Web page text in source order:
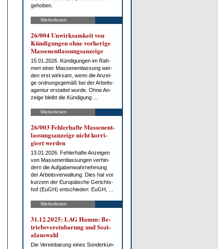
ge­ho­ben.
Weiterlesen
26/004 Un­wirk­sam­keit von
Kün­di­gun­gen oh­ne vor­he­ri­ge
Mas­sen­ent­las­sungs­an­zei­ge
15.01.2026. Kün­di­gun­gen im Rah­
men ei­ner Mas­sen­ent­las­sung wer­
den erst wirk­sam, wenn die An­zei­
ge ord­nungs­ge­mäß bei der Ar­beits­
agen­tur er­stat­tet wur­de. Oh­ne An­
zei­ge bleibt die Kün­di­gung ...
Weiterlesen
26/003 Feh­ler­haf­te Mas­sen­ent­
las­sungs­an­zei­ge nicht kor­ri­
giert wer­den
13.01.2026. Feh­ler­haf­te An­zei­gen
von Mas­sen­ent­las­sun­gen ver­hin­
dern die Auf­ga­ben­wahr­neh­mung
der Ar­beits­ver­wal­tung. Dies hat vor
kur­zem der Eu­ro­päi­sche Ge­richts­
hof (EuGH) ent­schie­den: EuGH, ...
Weiterlesen
31.12.2025: LAG Hamm: Be­
triebs­ver­ein­ba­rung und So­zi­
al­aus­wahl
Die Ver­ein­ba­rung ei­nes Son­der­kün­